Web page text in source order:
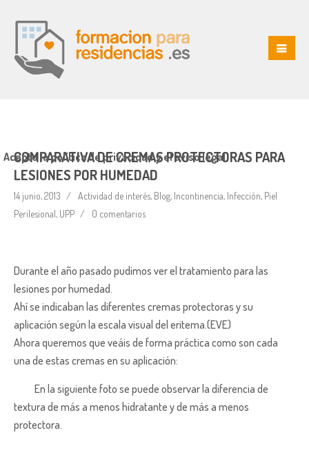
COMPARATIVA DE CREMAS PROTECTORAS PARA
LESIONES POR HUMEDAD
14 junio, 2013 Actividad de interés, Blog, Incontinencia, Infección, Piel
Perilesional, UPP 0 comentarios
Durante el año pasado pudimos ver el tratamiento para las
lesiones por humedad.
Ahí se indicaban las diferentes cremas protectoras y su
aplicación según la escala visual del eritema.(EVE)
Ahora queremos que veáis de forma práctica como son cada
una de estas cremas en su aplicación:
En la siguiente foto se puede observar la diferencia de
textura de más a menos hidratante y de más a menos
protectora.
Acepto la política de privacidad y el aviso legal